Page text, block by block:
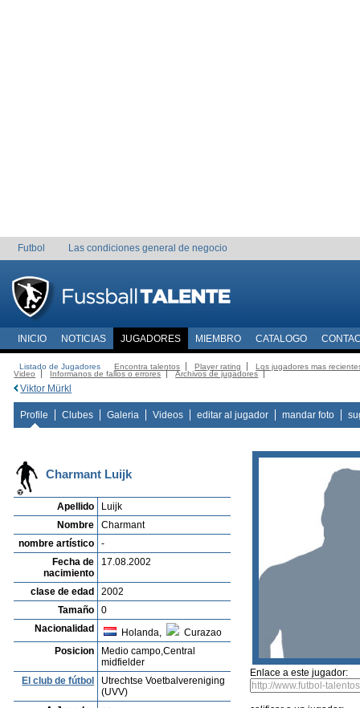
Futbol Las condiciones general de negocio
INICIO NOTICIAS JUGADORES MIEMBRO CATALOGO
Listado de Jugadores Encontra talentos Player rating
Los jugadores mas
Video
Informanos de fallos o errores Archivos de jugadores
Viktor Mürkl
Profile Clubes Galeria Videos editar al jugador mandar foto
Charmant Luijk
Apellido
Luijk
Nombre
Charmant
nombre artístico
-
Fecha de
nacimiento
17.08.2002
clase de edad
2002
Tamaño
0
Nacionalidad
Holanda,
Curazao
Posicion
Medio campo,Central
midfielder
El club de fútbol
Utrechtse Voetbalvereniging
(UVV)
Enlace a este jugador: